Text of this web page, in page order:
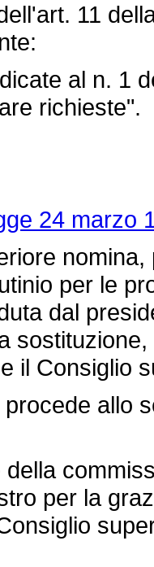
11
al n. 1
richieste".
24 marzo
nomina,
per le
dal
il Consiglio
allo
per la